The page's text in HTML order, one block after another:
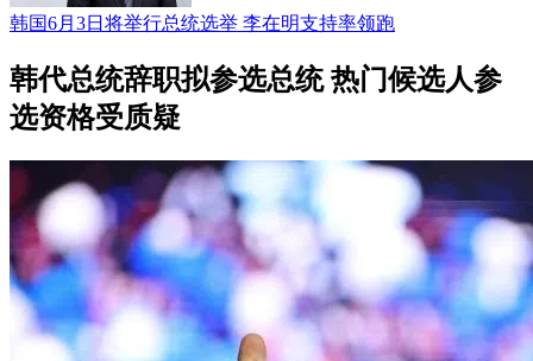
韩国6月3日将举行总统选举 李在明支持率领跑
韩代总统辞职拟参选总统 热门候选人参
选资格受质疑